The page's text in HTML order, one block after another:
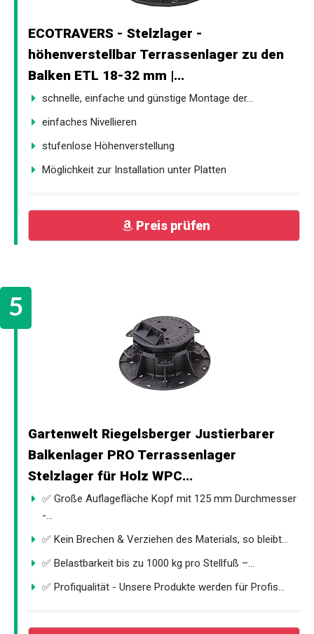
ECOTRAVERS - Stelzlager -
höhenverstellbar Terrassenlager zu den
Balken ETL 18-32 mm |...
schnelle, einfache und günstige Montage der...
einfaches Nivellieren
stufenlose Höhenverstellung
Möglichkeit zur Installation unter Platten
Preis prüfen
Gartenwelt Riegelsberger Justierbarer
Balkenlager PRO Terrassenlager
Stelzlager für Holz WPC...
✅ Große Auflagefläche Kopf mit 125 mm Durchmesser
-...
✅ Kein Brechen & Verziehen des Materials, so bleibt...
✅ Belastbarkeit bis zu 1000 kg pro Stellfuß –...
✅ Profiqualität - Unsere Produkte werden für Profis...